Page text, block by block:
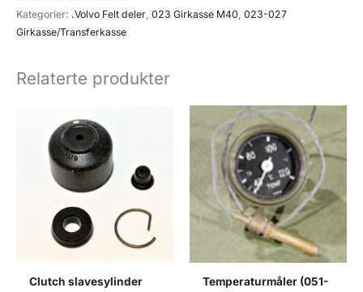
019-
3)
felt/M40
Kategorier: .Volvo Felt deler 023 Girkasse M40 023-027
Girkasse/Transferkasse
Relaterte produkter
Clutch slavesylinder
Temperaturmåler (051-